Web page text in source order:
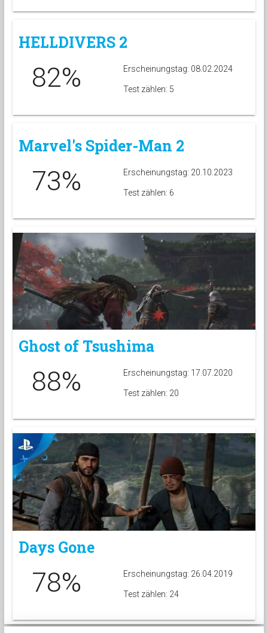
HELLDIVERS 2
82% Erscheinungstag: 08.02.2024
Test zählen: 5
Marvel's Spider-Man 2
73% Erscheinungstag: 20.10.2023
Test zählen: 6
Ghost of Tsushima
88% Erscheinungstag: 17.07.2020
Test zählen: 20
Days Gone
78% Erscheinungstag: 26.04.2019
Test zählen: 24